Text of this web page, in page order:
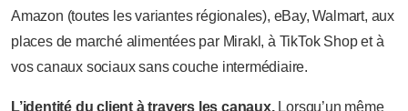
Amazon (toutes les variantes régionales), eBay, Walmart, aux
places de marché alimentées par Mirakl, à TikTok Shop et à
vos canaux sociaux sans couche intermédiaire.
L’identité du client à travers les canaux.Lorsqu’un même